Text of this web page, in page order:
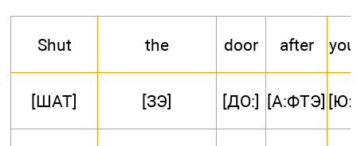
Shut the door after you
[ШАТ] [ЗЭ] [ДО:] [А:ФТЭ] [Ю:]